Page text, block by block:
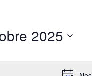
2025